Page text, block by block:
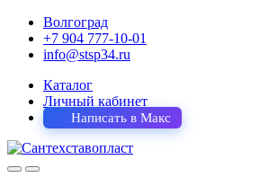
Волгоград
+7 904 777-10-01
info@stsp34.ru
Каталог
Личный кабинет
Написать в Макс